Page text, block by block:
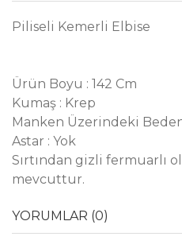
Piliseli Kemerli Elbise
Ürün Boyu : 142 Cm
Kumaş : Krep
Manken Üzerindeki
Astar : Yok
Sırtından gizli fermuarlı
mevcuttur.
YORUMLAR (0)